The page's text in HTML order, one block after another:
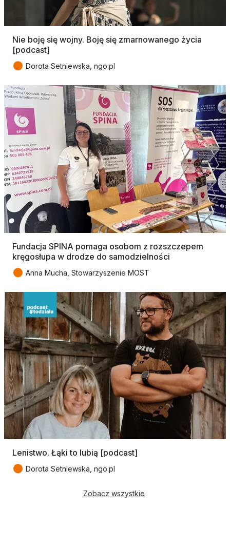
Nie boję się wojny. Boję się zmarnowanego życia
[podcast]
● Dorota Setniewska, ngo.pl
Fundacja SPINA pomaga osobom z rozszczepem
kręgosłupa w drodze do samodzielności
● Anna Mucha, Stowarzyszenie MOST
Lenistwo. Łąki to lubią [podcast]
● Dorota Setniewska, ngo.pl
Zobacz wszystkie